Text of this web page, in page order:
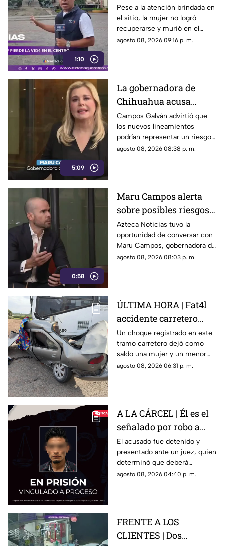
1:10
caminaba por el Centro
de Querétaro
Pese a la atención brindada en
el sitio, la mujer no logró
recuperarse y murió en el
lugar.
agosto 08, 2026 09:16 p. m.
5:09
La gobernadora de
Chihuahua acusa
posible censura
impulsada desde el
Gobierno Federal
Campos Galván advirtió que
los nuevos lineamientos
podrían representar un riesgo
para la libertad de expresión
agosto 08, 2026 08:38 p. m.
0:58
Maru Campos alerta
sobre posibles riesgos
para la libertad de
expresión
Azteca Noticias tuvo la
oportunidad de conversar con
Maru Campos, gobernadora de
Chihuahua, quien habló sobre
para la libertad de expresión
agosto 08, 2026 08:03 p. m.
ÚLTIMA HORA | Fat4l
accidente carretero
deja una mujer y un
niño mu3rtos en San
Juan del Río
Un choque registrado en este
tramo carretero dejó como
saldo una mujer y un menor
sin vida, además de una
agosto 08, 2026 06:31 p. m.
A LA CÁRCEL | Él es el
señalado por robo a
una casa en Santa Rosa
Jáuregui
El acusado fue detenido y
presentado ante un juez, quien
determinó que deberá
permanecer en prisión
agosto 08, 2026 04:40 p. m.
FRENTE A LOS
CLIENTES | Dos